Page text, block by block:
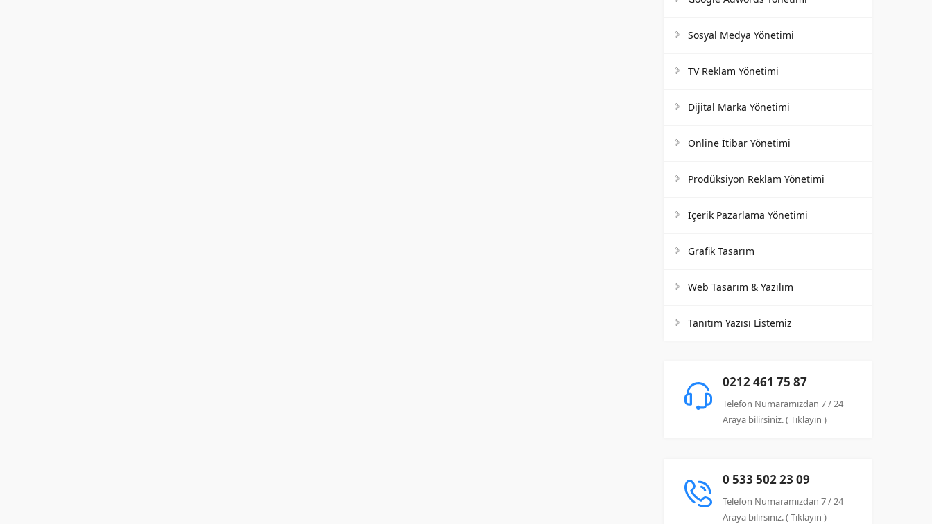
Sosyal Medya Yönetimi
TV Reklam Yönetimi
Dijital Marka Yönetimi
Online İtibar Yönetimi
Prodüksiyon Reklam Yönetimi
İçerik Pazarlama Yönetimi
Grafik Tasarım
Web Tasarım & Yazılım
Tanıtım Yazısı Listemiz
0212 461 75 87
Telefon Numaramızdan 7 / 24
Araya bilirsiniz. ( Tıklayın )
0 533 502 23 09
Telefon Numaramızdan 7 / 24
Araya bilirsiniz. ( Tıklayın )